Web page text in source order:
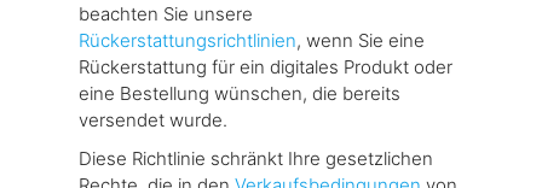
beachten Sie unsere
Rückerstattungsrichtlinien, wenn Sie eine
Rückerstattung für ein digitales Produkt oder
eine Bestellung wünschen, die bereits
versendet wurde.
Diese Richtlinie schränkt Ihre gesetzlichen